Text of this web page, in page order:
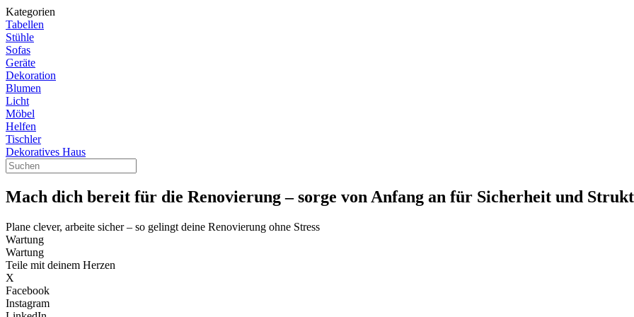
Kategorien
Tabellen
Stühle
Sofas
Geräte
Dekoration
Blumen
Licht
Möbel
Helfen
Tischler
Dekoratives Haus
Mach dich bereit für die Renovierung – sorge von Anfang an für Sicherheit und
Plane clever, arbeite sicher – so gelingt deine Renovierung ohne Stress
Wartung
Wartung
Teile mit deinem Herzen
X
Facebook
Instagram